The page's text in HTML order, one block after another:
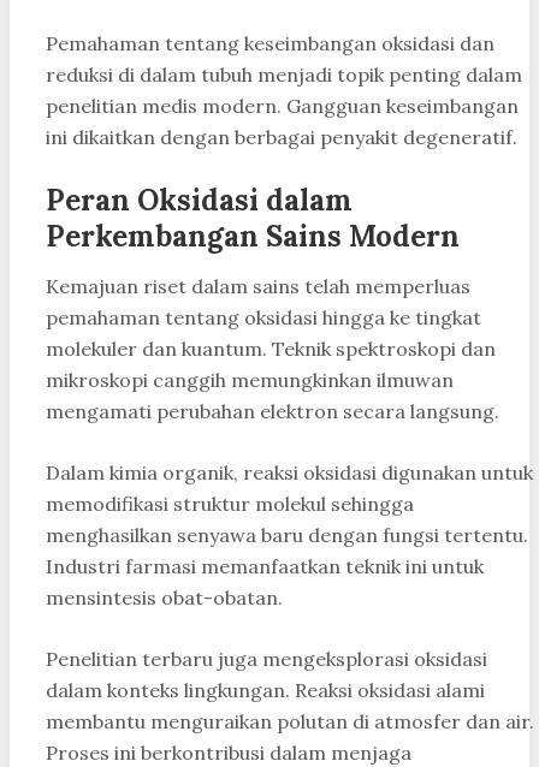
Pemahaman tentang keseimbangan oksidasi dan
reduksi di dalam tubuh menjadi topik penting dalam
penelitian medis modern. Gangguan keseimbangan
ini dikaitkan dengan berbagai penyakit degeneratif.
Peran Oksidasi dalam
Perkembangan Sains Modern
Kemajuan riset dalam sains telah memperluas
pemahaman tentang oksidasi hingga ke tingkat
molekuler dan kuantum. Teknik spektroskopi dan
mikroskopi canggih memungkinkan ilmuwan
mengamati perubahan elektron secara langsung.
Dalam kimia organik, reaksi oksidasi digunakan untuk
memodifikasi struktur molekul sehingga
menghasilkan senyawa baru dengan fungsi tertentu.
Industri farmasi memanfaatkan teknik ini untuk
mensintesis obat-obatan.
Penelitian terbaru juga mengeksplorasi oksidasi
dalam konteks lingkungan. Reaksi oksidasi alami
membantu menguraikan polutan di atmosfer dan air.
Proses ini berkontribusi dalam menjaga